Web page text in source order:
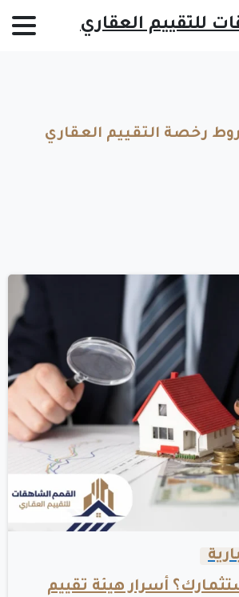
للتقييم العقاري
رخصة التقييم العقاري
0
0
أسرار هيئة تقييم